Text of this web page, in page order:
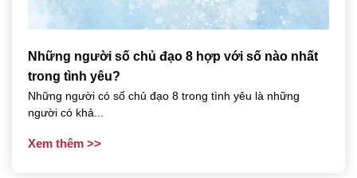
Những người số chủ đạo 8 hợp với số nào nhất
trong tình yêu?
Những người có số chủ đạo 8 trong tình yêu là những
người có khả...
Xem thêm